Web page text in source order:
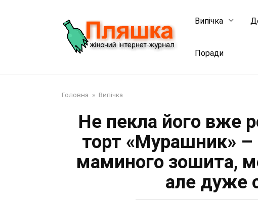
Випічка
Поради
Головна » Випічка
Не пекла його вже
торт «Мурашник» –
маминого зошита,
але дуже